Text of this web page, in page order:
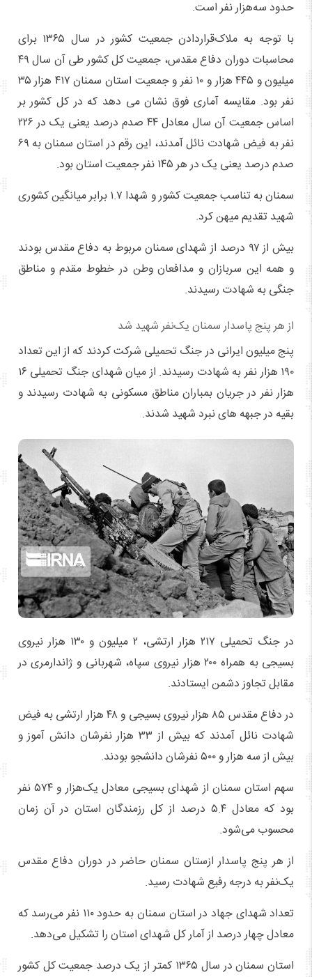
حدود سه‌هزار نفر است.
با توجه به ملاک‌قراردادن جمعیت کشور در سال ۱۳۶۵ برای
محاسبات دوران دفاع مقدس، جمعیت کل کشور طی آن سال ۴۹
میلیون و ۴۴۵ هزار و ۱۰ نفر و جمعیت استان سمنان ۴۱۷ هزار ۳۵
نفر بود. مقایسه آماری فوق نشان می دهد که در کل کشور بر
اساس جمعیت آن سال معادل ۴۴ صدم درصد یعنی یک در ۲۲۶
نفر به فیض شهادت نائل آمدند، این رقم در استان سمنان به ۶۹
صدم درصد یعنی یک در هر ۱۴۵ نفر جمعیت استان بود.
سمنان به تناسب جمعیت کشور و شهدا ۱.۷ برابر میانگین کشوری
شهید تقدیم میهن کرد.
بیش از ۹۷ درصد از شهدای سمنان مربوط به دفاع مقدس بودند
و همه این سربازان و مدافعان وطن در خطوط مقدم و مناطق
جنگی به شهادت رسیدند.
از هر پنج پاسدار سمنان یک‌نفر شهید شد
پنج میلیون ایرانی در جنگ تحمیلی شرکت کردند که از این تعداد
۱۹۰ هزار نفر به شهادت رسیدند. از میان شهدای جنگ تحمیلی ۱۶
هزار نفر در جریان بمباران مناطق مسکونی به شهادت رسیدند و
بقیه در جبهه های نبرد شهید شدند.
در جنگ تحمیلی ۲۱۷ هزار ارتشی، ۲ میلیون و ۱۳۰ هزار نیروی
بسیجی به همراه ۲۰۰ هزار نیروی سپاه، شهربانی و ژاندارمری در
مقابل تجاوز دشمن ایستادند.
در دفاع مقدس ۸۵ هزار نیروی بسیجی و ۴۸ هزار ارتشی به فیض
شهادت نائل آمدند که بیش از ۳۳ هزار نفرشان دانش آموز و
بیش از سه هزار و ۵۰۰ نفرشان دانشجو بودند.
سهم استان سمنان از شهدای بسیجی معادل یک‌هزار و ۵۷۴ نفر
بود که معادل ۵.۴ درصد از کل رزمندگان استان در آن زمان
محسوب می‌شود.
از هر پنج پاسدار ازستان سمنان حاضر در دوران دفاع مقدس
یک‌نفر به درجه رفیع شهادت رسید.
تعداد شهدای جهاد در استان سمنان به حدود ۱۱۰ نفر می‌رسد که
معادل چهار درصد از آمار کل شهدای استان را تشکیل می‌دهد.
استان سمنان در سال ۱۳۶۵ کمتر از یک درصد جمعیت کل کشور